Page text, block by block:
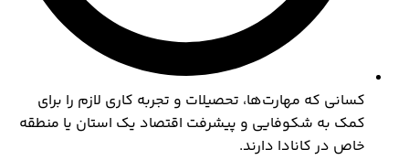
کسانی که مهارت‌ها، تحصیلات و تجربه کاری لازم را برای
کمک به شکوفایی و پیشرفت اقتصاد یک استان یا منطقه
خاص در کانادا دارند.